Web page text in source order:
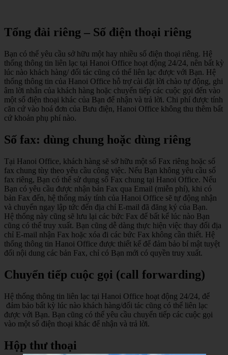
Tổng đài riêng – Số điện thoại riêng
Bạn có thể yêu cầu sở hữu một hay nhiều số điện thoại riêng. Hệ
thống thông tin liên lạc tại Hanoi Office hoạt động 24/24, nên bất kỳ
lúc nào khách hàng/ đối tác cũng có thể liên lạc được với Bạn. Hệ
thống thông tin của Hanoi Office hỗ trợ cài đặt lời chào tự động, ghi
âm lời nhắn của khách hàng hoặc chuyển tiếp các cuộc gọi đến vào
một số điện thoại khác của Bạn để nhận và trả lời. Chi phí được tính
căn cứ vào hoá đơn của Bưu điện, Hanoi Office không thu thêm bất
cứ khoản phụ phí nào.
Số fax: dùng chung hoặc dùng riêng
Tại Hanoi Office, khách hàng sẽ sở hữu một số Fax riêng hoặc số
fax chung tùy theo yêu cầu công việc. Nếu Bạn không yêu cầu số
fax riêng, Bạn có thể sử dụng số Fax chung tại Hanoi Office. Nếu
Bạn có yêu cầu được nhận bản Fax qua Email (miễn phí), khi có
bản Fax đến, hệ thống máy tính của Hanoi Office sẽ tự động nhận
và chuyển ngay lập tức đến địa chỉ E-mail đã đăng ký của Bạn.
Hệ thống này cũng sẽ lưu lại các bức Fax để bất kể lúc nào Bạn
cũng có thể truy xuất. Bạn cũng dễ dàng thực hiện việc thay đổi địa
chỉ E-mail nhận Fax hoặc xóa đi các bức Fax không cần thiết. Hệ
thống thông tin Hanoi Office được thiết kế để đảm bảo bí mật tuyệt
đối nội dung các bản Fax, chỉ có Bạn mới có quyền truy xuất.
Chuyển tiếp cuộc gọi (call forwarding)
Hệ thống thông tin liên lạc tại Hanoi Office hoạt động 24/24, để
đảm bảo bất kỳ lúc nào khách hàng/đối tác cũng có thể liên lạc
được với Bạn. Bạn cũng có thể yêu cầu chuyển tiếp các cuộc gọi
vào một số điện thoại khác để nhận và trả lời.
Hộp thư thoại